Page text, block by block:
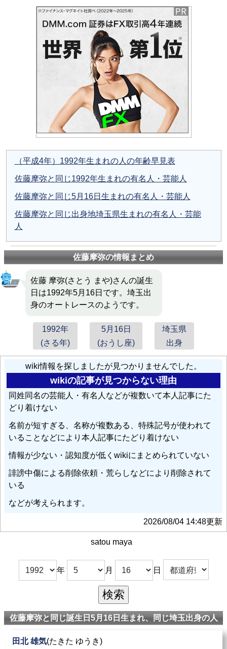
（平成4年）1992年生まれの人の年齢早見表
佐藤摩弥と同じ1992年生まれの有名人・芸能人
佐藤摩弥と同じ5月16日生まれの有名人・芸能人
佐藤摩弥と同じ出身地埼玉県生まれの有名人・芸能
人
佐藤摩弥の情報まとめ
佐藤 摩弥(さとう まや)さんの誕生
日は1992年5月16日です。埼玉出
身のオートレースのようです。
1992年
(さる年)
5月16日
(おうし座)
埼玉県
出身
wiki情報を探しましたが見つかりませんでした。
wikiの記事が見つからない理由
同姓同名の芸能人・有名人などが複数いて本人記事にた
どり着けない
名前が短すぎる、名称が複数ある、特殊記号が使われて
いることなどにより本人記事にたどり着けない
情報が少ない・認知度が低くwikiにまとめられていない
誹謗中傷による削除依頼・荒らしなどにより削除されて
いる
などが考えられます。
2026/08/04 14:48更新
satou maya
年 月 日
佐藤摩弥と同じ誕生日5月16日生まれ、同じ埼玉出身の人
田北 雄気(たきた ゆうき)